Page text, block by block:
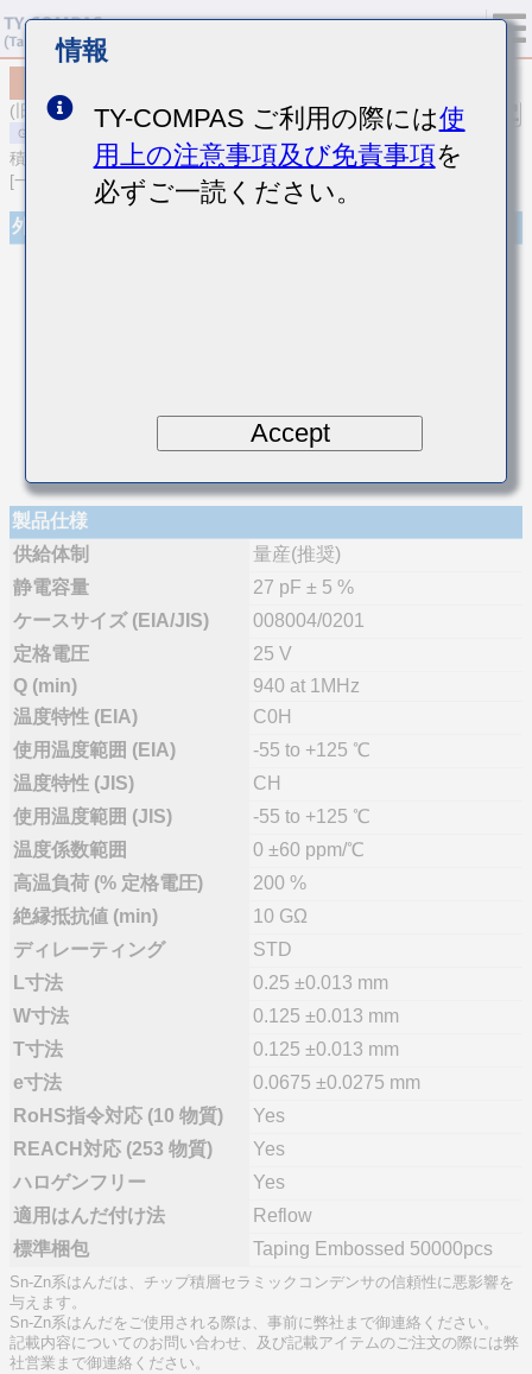
(旧品番 TMK021CH270JK-W)
積層セラミックコンデンサ
[一般用 積層セラミックコンデンサ (温度補償用)]
外観
製品仕様
供給体制
量産(推奨)
静電容量
27 pF ± 5 %
ケースサイズ (EIA/JIS)
008004/0201
定格電圧
25 V
Q (min)
940 at 1MHz
温度特性 (EIA)
C0H
使用温度範囲 (EIA)
-55 to +125 ℃
温度特性 (JIS)
CH
使用温度範囲 (JIS)
-55 to +125 ℃
温度係数範囲
0 ±60 ppm/℃
高温負荷 (% 定格電圧)
200 %
絶縁抵抗値 (min)
10 GΩ
ディレーティング
STD
L寸法
0.25 ±0.013 mm
W寸法
0.125 ±0.013 mm
T寸法
0.125 ±0.013 mm
e寸法
0.0675 ±0.0275 mm
RoHS指令対応 (10 物質)
Yes
REACH対応 (253 物質)
Yes
ハロゲンフリー
Yes
適用はんだ付け法
Reflow
標準梱包
Taping Embossed 50000pcs
Sn-Zn系はんだは、チップ積層セラミックコンデンサの信頼性に悪影響を
与えます。
Sn-Zn系はんだをご使用される際は、事前に弊社まで御連絡ください。
記載内容についてのお問い合わせ、及び記載アイテムのご注文の際には弊
社営業まで御連絡ください。
情報
TY-COMPAS ご利用の際には使
用上の注意事項及び免責事項を
必ずご一読ください。
Accept